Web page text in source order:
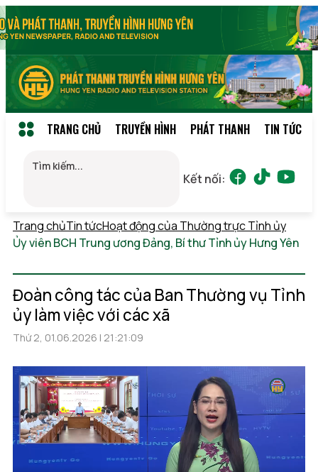
TRANG CHỦ TRUYỀN HÌNH PHÁT THANH TIN TỨC
Kết nối:
Trang chủTin tứcHoạt động của Thường trực Tỉnh ủy
Ủy viên BCH Trung ương Đảng, Bí thư Tỉnh ủy Hưng Yên
Đoàn công tác của Ban Thường vụ Tỉnh
ủy làm việc với các xã
Thứ 2, 01.06.2026 | 21:21:09